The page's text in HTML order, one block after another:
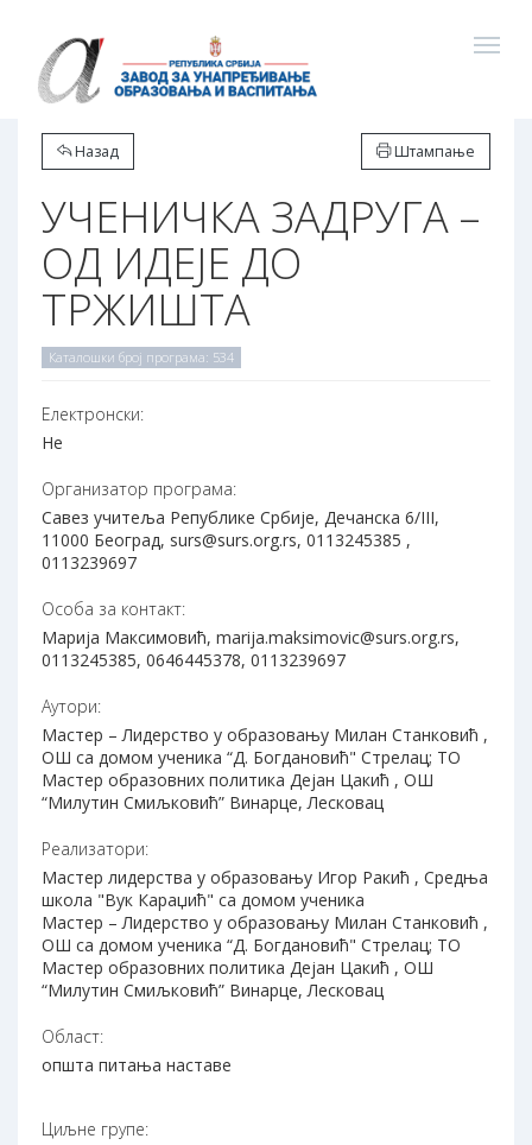
Назад Штампање
УЧЕНИЧКА ЗАДРУГА –
ОД ИДЕЈЕ ДО
ТРЖИШТА
Каталошки број програма: 534
Електронски:
Не
Организатор програма:
Савез учитеља Републике Србије, Дечанска 6/III,
11000 Београд, surs@surs.org.rs, 0113245385 ,
0113239697
Особа за контакт:
Марија Максимовић, marija.maksimovic@surs.org.rs,
0113245385, 0646445378, 0113239697
Аутори:
Мастер – Лидерство у образовању Милан Станковић ,
ОШ са домом ученика “Д. Богдановић" Стрелац; ТО
Мастер образовних политика Дејан Цакић , ОШ
“Милутин Смиљковић” Винарце, Лесковац
Реализатори:
Мастер лидерства у образовању Игор Ракић , Средња
школа "Вук Караџић" са домом ученика
Мастер – Лидерство у образовању Милан Станковић ,
ОШ са домом ученика “Д. Богдановић" Стрелац; ТО
Мастер образовних политика Дејан Цакић , ОШ
“Милутин Смиљковић” Винарце, Лесковац
Област:
општа питања наставе
Циљне групе: